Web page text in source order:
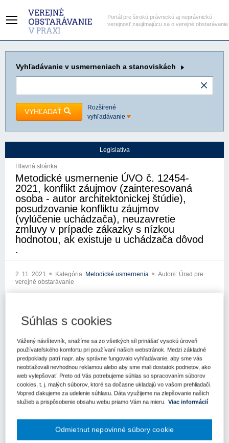
Portál pre širokú právnickú aj neprávnickú
verejnosť zaujímajúcu sa o verejné obstarávanie
Vyhľadávanie v usmerneniach a stanoviskách
VYHĽADAŤ
Rozšírené
vyhľadávanie
Legislatíva
Hlavná stránka
Metodické usmernenie ÚVO č. 12454-
2021, konflikt záujmov (zainteresovaná
osoba - autor architektonickej štúdie),
posudzovanie konfliktu záujmov
(vylúčenie uchádzača), neuzavretie
zmluvy v prípade zákazky s nízkou
hodnotou, ak existuje u uchádzača dôvod
.
2. 11. 2021 Kategória: Metodické usmernenia
Autor/i: Úrad pre
verejné obstarávanie
Metodické usmernenie
Úradu pre verejné obstarávanie
Bratislava: 2.11.2021
Elektronickou poštou z 18.10.2021 ste sa na nás obrátili so
žiadosťou o zodpovedanie otázky k zákonu č. 343/2015 Z.z. o
verejnom obstarávaní a o zmene a doplnení niektorých zákonov v
znení neskorších predpisov (ďalej len „zákon o verejnom
Vo svojej žiadosti uvádzate, cit.: „Sme autormi architektonickej
Súhlas s cookies
Vážený návštevník, snažíme sa zo všetkých síl prinášať vysokú úroveň
používateľského komfortu pri používaní našich webstránok. Medzi základné
predpoklady patrí napr. aby správne fungovalo vyhľadávanie, aby sme vás
neobťažovali nevhodnou reklamou alebo aby sme mali dostatok podnetov, ako
web vylepšovať. Preto od Vás potrebujeme súhlas so spracovaním súborov
cookies, t. j. malých súborov, ktoré sa dočasne ukladajú vo vašom prehliadači.
Vopred ďakujeme za udelenie súhlasu. Dáta využijeme na zlepšovanie našich
služieb a prispôsobenie obsahu webu priamo Vám na mieru. Viac informácií
Odmietnut nepovinné súbory cookie